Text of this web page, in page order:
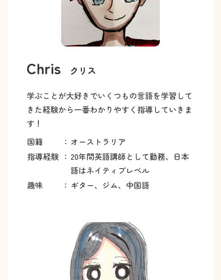
Chris クリス
学ぶことが大好きでいくつもの言語を学習して
きた経験から一番わかりやすく指導していきま
す！
国籍
： オーストラリア
指導経験 ： 20年間英語講師として勤務、日本
語はネイティブレベル
趣味
： ギター、ジム、中国語